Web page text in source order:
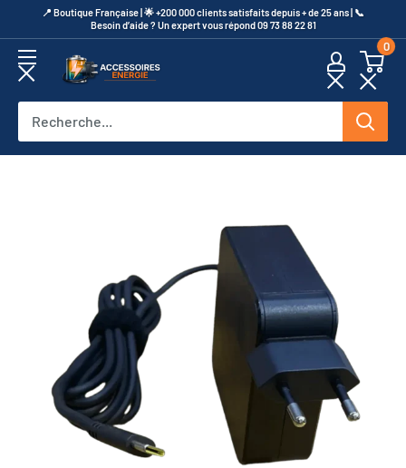
au
contenu
​📍​ Boutique Française | 🌟 +200 000 clients satisfaits depuis + de 25 ans | 📞​
Besoin d’aide ? Un expert vous répond 09 73 88 22 81
Accessoires
0